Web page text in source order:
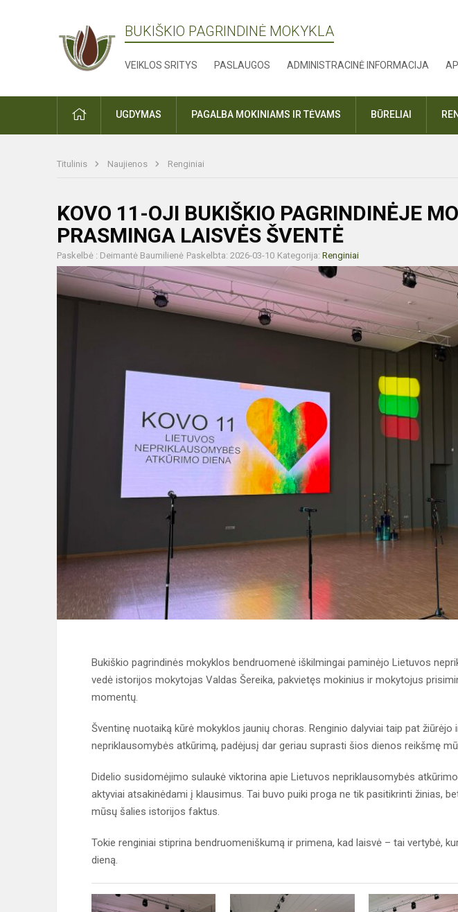
BUKIŠKIO PAGRINDINĖ MOKYKLA
VEIKLOS SRITYS PASLAUGOS ADMINISTRACINĖ INFORMACIJA
PRADŽIAUGDYMAS PAGALBA MOKINIAMS IR TĖVAMS BŪRELIAI
Titulinis Naujienos Renginiai
KOVO 11-OJI BUKIŠKIO PAGRINDINĖJE
PRASMINGA LAISVĖS ŠVENTĖ
Paskelbė : Deimantė Baumilienė Paskelbta: 2026-03-10 Kategorija: Renginiai
Bukiškio pagrindinės mokyklos bendruomenė iškilmingai paminėjo Lietuvos
vedė istorijos mokytojas Valdas Šereika, pakvietęs mokinius ir mokytojus
momentų.
Šventinę nuotaiką kūrė mokyklos jaunių choras. Renginio dalyviai taip pat
nepriklausomybės atkūrimą, padėjusį dar geriau suprasti šios dienos reikšmę
Didelio susidomėjimo sulaukė viktorina apie Lietuvos nepriklausomybės
aktyviai atsakinėdami į klausimus. Tai buvo puiki proga ne tik pasitikrinti žinias,
mūsų šalies istorijos faktus.
Tokie renginiai stiprina bendruomeniškumą ir primena, kad laisvė – tai vertybė,
dieną.